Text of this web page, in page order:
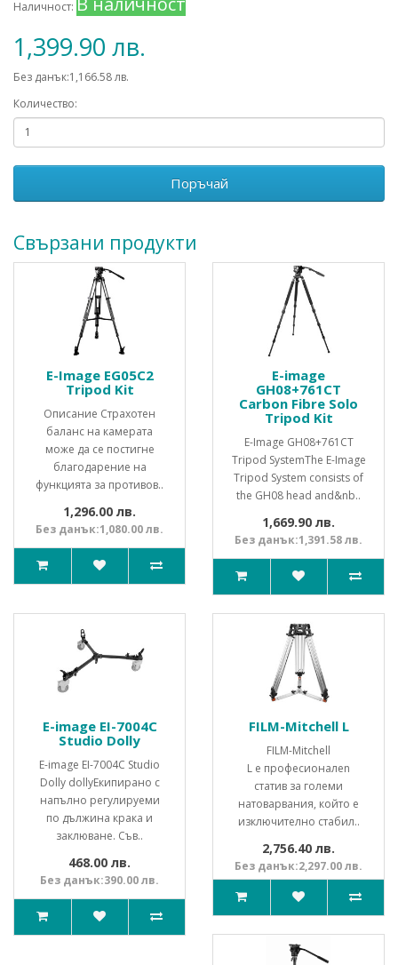
Наличност:
1,399.90 лв.
Без данък:1,166.58 лв.
Количество:
Поръчай
Свързани продукти
E-Image EG05C2
Tripod Kit
Описание Страхотен
баланс на камерата
може да се постигне
благодарение на
функцията за противов..
1,296.00 лв.
Без данък:1,080.00 лв.
E-image
GH08+761CT
Carbon Fibre Solo
Tripod Kit
E-Image GH08+761CT
Tripod SystemThe E-Image
Tripod System consists of
the GH08 head and&nb..
1,669.90 лв.
Без данък:1,391.58 лв.
E-image EI-7004C
Studio Dolly
E-image EI-7004C Studio
Dolly dollyЕкипирано с
напълно регулируеми
по дължина крака и
заклюване. Съв..
468.00 лв.
Без данък:390.00 лв.
FILM-Mitchell L
FILM-Mitchell
L e професионалen
статив за големи
натоварвания, който е
изключително стабил..
2,756.40 лв.
Без данък:2,297.00 лв.